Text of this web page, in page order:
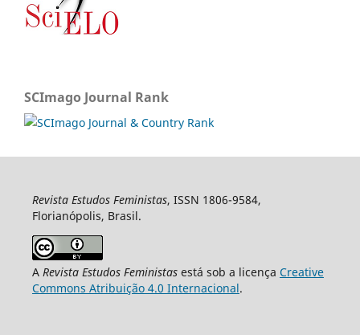
SCImago Journal Rank
Revista Estudos Feministas, ISSN 1806-9584,
Florianópolis, Brasil.
A Revista Estudos Feministasestá sob a licença Creative
Commons Atribuição 4.0 Internacional.